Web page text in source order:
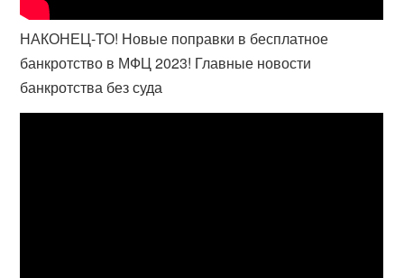
НАКОНЕЦ-ТО! Новые поправки в бесплатное
банкротство в МФЦ 2023! Главные новости
банкротства без суда